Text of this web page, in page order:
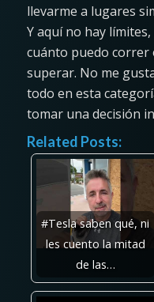
llevarme a lugares
Y aquí no hay
cuánto puedo correr
superar. No me
todo en esta
tomar una decisión
Related Posts:
#Tesla saben qué, ni
les cuento la mitad
de las…